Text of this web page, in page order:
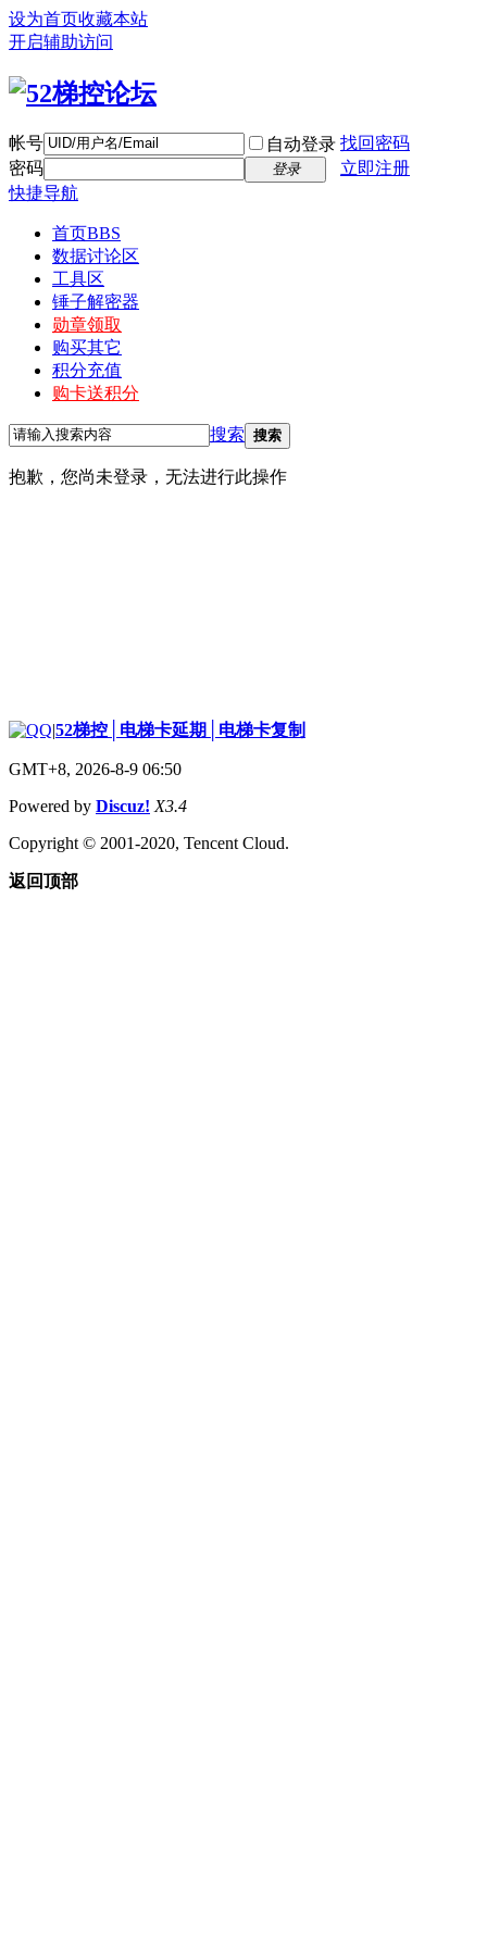
设为首页收藏本站
开启辅助访问
帐号 自动登录 找回密码
密码
登录
立即注册
快捷导航
首页BBS
数据讨论区
工具区
锤子解密器
勋章领取
购买其它
积分充值
购卡送积分
搜索 搜索
抱歉，您尚未登录，无法进行此操作
|52梯控│电梯卡延期│电梯卡复制
GMT+8, 2026-8-9 06:50
Powered by Discuz! X3.4
Copyright © 2001-2020, Tencent Cloud.
返回顶部